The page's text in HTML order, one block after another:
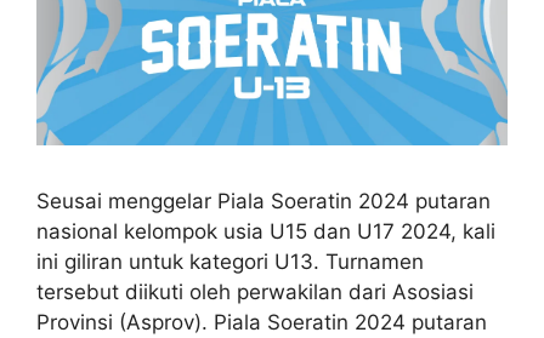
Seusai menggelar Piala Soeratin 2024 putaran
nasional kelompok usia U15 dan U17 2024, kali
ini giliran untuk kategori U13. Turnamen
tersebut diikuti oleh perwakilan dari Asosiasi
Provinsi (Asprov). Piala Soeratin 2024 putaran